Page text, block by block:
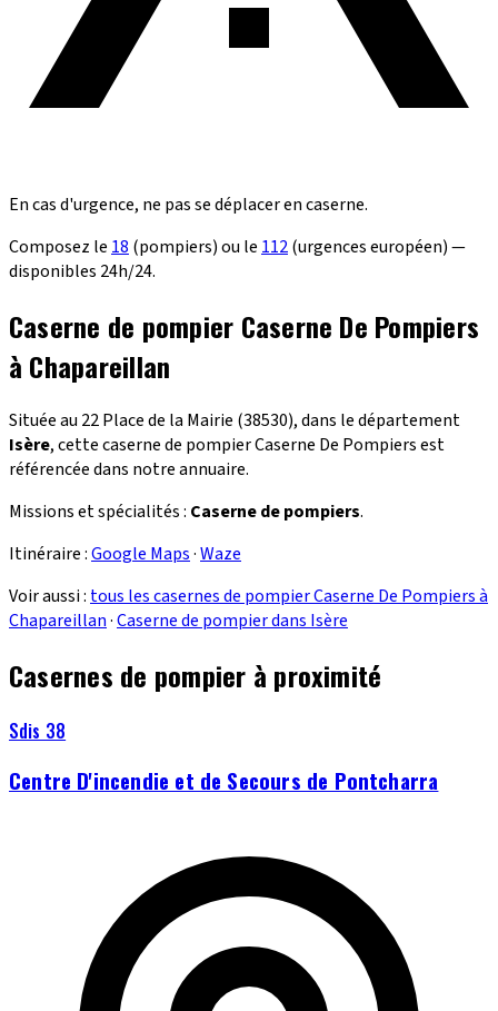
En cas d'urgence, ne pas se déplacer en caserne.
Composez le 18 (pompiers) ou le 112(urgences européen) —
disponibles 24h/24.
Caserne de pompier Caserne De Pompiers
à Chapareillan
Située au 22 Place de la Mairie (38530), dans le département
Isère, cette caserne de pompier Caserne De Pompiers est
référencée dans notre annuaire.
Missions et spécialités : Caserne de pompiers.
Itinéraire :Google Maps·Waze
Voir aussi : tous les casernes de pompier Caserne De Pompiers à
Chapareillan·Caserne de pompier dans Isère
Casernes de pompier à proximité
Sdis 38
Centre D'incendie et de Secours de Pontcharra